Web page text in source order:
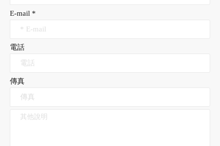
E-mail *
電話
傳真